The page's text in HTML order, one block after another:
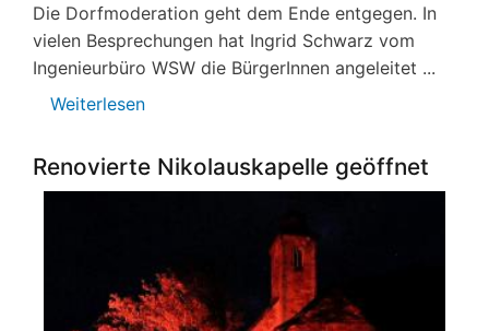
Die Dorfmoderation geht dem Ende entgegen. In
vielen Besprechungen hat Ingrid Schwarz vom
Ingenieurbüro WSW die BürgerInnen angeleitet ...
Weiterlesen
und
Zwischenbericht
Dorfmoderation
Renovierte Nikolauskapelle geöffnet